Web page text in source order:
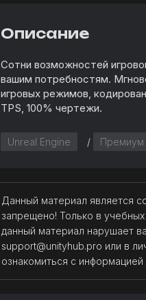
Описание
Сотни возможностей
вашим потребностям.
игровых режимов,
TPS, 100% чертежи.
Unreal Engine / Премиум
Данный материал является
запрещено! Только в
данный материал нарушает
support@unityhub.pro или в
ознакомиться с